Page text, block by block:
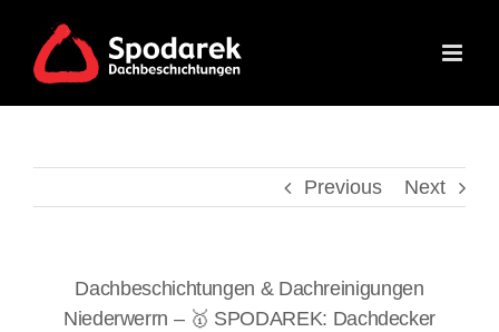
content
Previous Next
Dachbeschichtungen & Dachreinigungen
Niederwerrn – 🥇 SPODAREK: Dachdecker